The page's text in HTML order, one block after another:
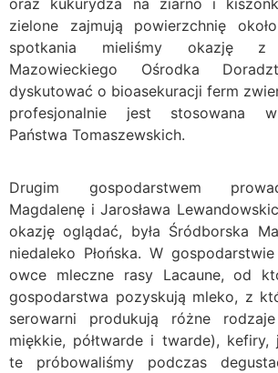
zielone zajmują powierzchnię
spotkania mieliśmy okazję
Mazowieckiego Ośrodka
dyskutować o bioasekuracji ferm
profesjonalnie jest stosowana
Państwa Tomaszewskich.
Drugim gospodarstwem
Magdalenę i Jarosława
okazję oglądać, była Śródborska
niedaleko Płońska. W
owce mleczne rasy Lacaune, od
gospodarstwa pozyskują mleko, z
serowarni produkują różne
miękkie, półtwarde i twarde), kefiry,
te próbowaliśmy podczas